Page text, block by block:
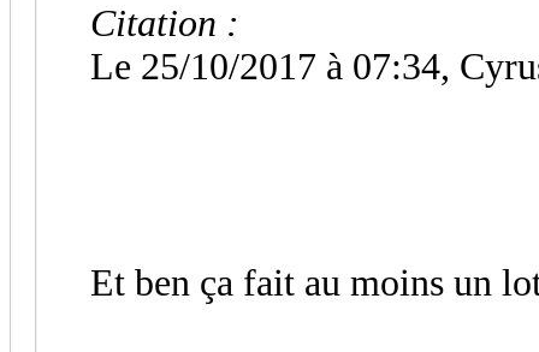
Citation :
Le 25/10/2017 à 07:34,
Et ben ça fait au moins un